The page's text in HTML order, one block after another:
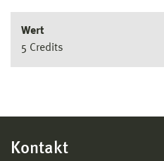
Wert
5 Credits
Kontakt